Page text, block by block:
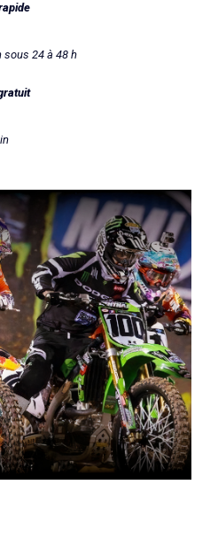
sous 24 à 48 h